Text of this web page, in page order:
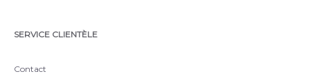
SERVICE CLIENTÈLE
Contact